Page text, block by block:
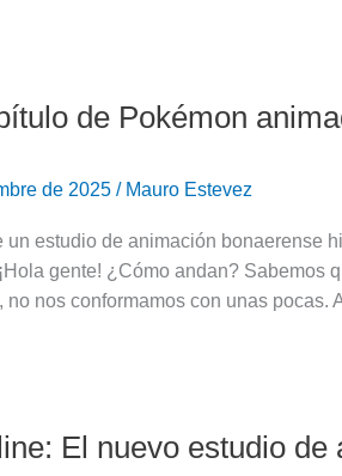
de Pokémon
de 2025 / Mauro Estevez
un estudio de animación bonaerense
gente! ¿Cómo andan? Sabemos
no nos conformamos con unas
El nuevo estudio de